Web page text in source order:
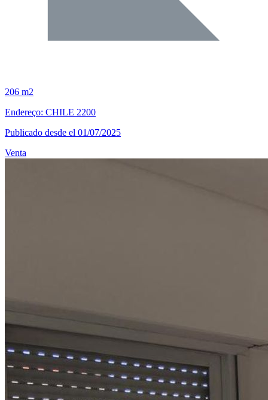
206 m2
Endereço: CHILE 2200
Publicado desde el 01/07/2025
Venta